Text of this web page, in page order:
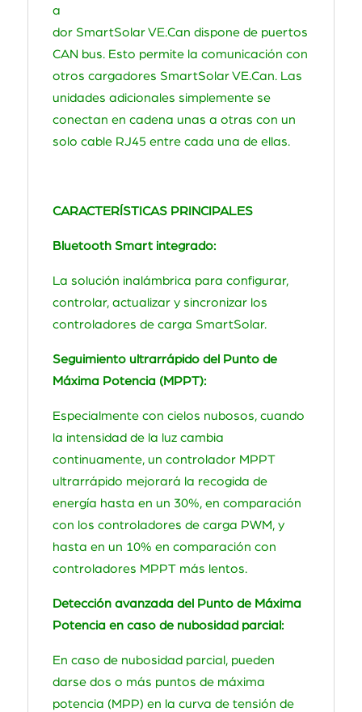
a
dor SmartSolar VE.Can dispone de puertos
CAN bus. Esto permite la comunicación con
otros cargadores SmartSolar VE.Can. Las
unidades adicionales simplemente se
conectan en cadena unas a otras con un
solo cable RJ45 entre cada una de ellas.
CARACTERÍSTICAS PRINCIPALES
Bluetooth Smart integrado:
La solución inalámbrica para configurar,
controlar, actualizar y sincronizar los
controladores de carga SmartSolar.
Seguimiento ultrarrápido del Punto de
Máxima Potencia (MPPT):
Especialmente con cielos nubosos, cuando
la intensidad de la luz cambia
continuamente, un controlador MPPT
ultrarrápido mejorará la recogida de
energía hasta en un 30%, en comparación
con los controladores de carga PWM, y
hasta en un 10% en comparación con
controladores MPPT más lentos.
Detección avanzada del Punto de Máxima
Potencia en caso de nubosidad parcial:
En caso de nubosidad parcial, pueden
darse dos o más puntos de máxima
potencia (MPP) en la curva de tensión de